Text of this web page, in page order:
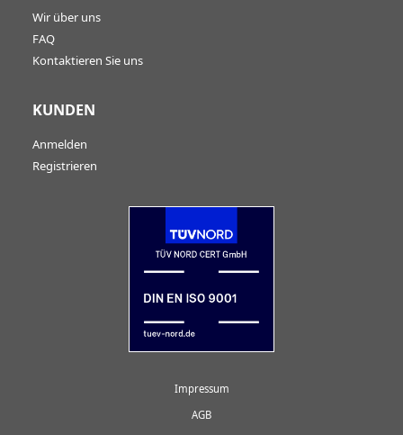
Wir über uns
FAQ
Kontaktieren Sie uns
KUNDEN
Anmelden
Registrieren
Impressum
AGB